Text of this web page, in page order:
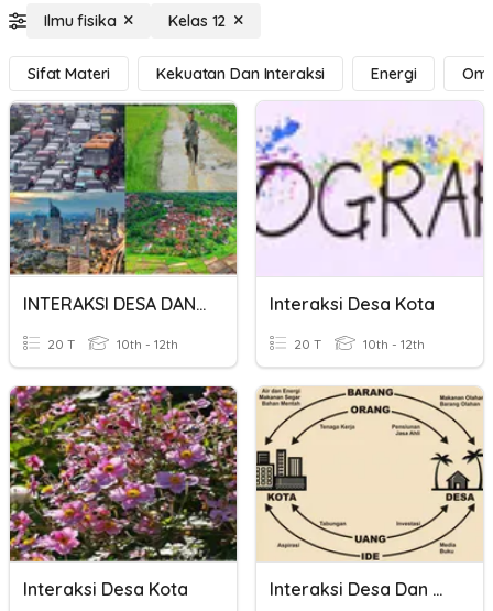
Ilmu fisika Kelas 12
Sifat Materi Kekuatan Dan Interaksi Energi
INTERAKSI DESA DAN KOTA
20 T 10th - 12th
Interaksi Desa Kota
20 T 10th - 12th
Interaksi Desa Kota Interaksi Desa Dan Kota